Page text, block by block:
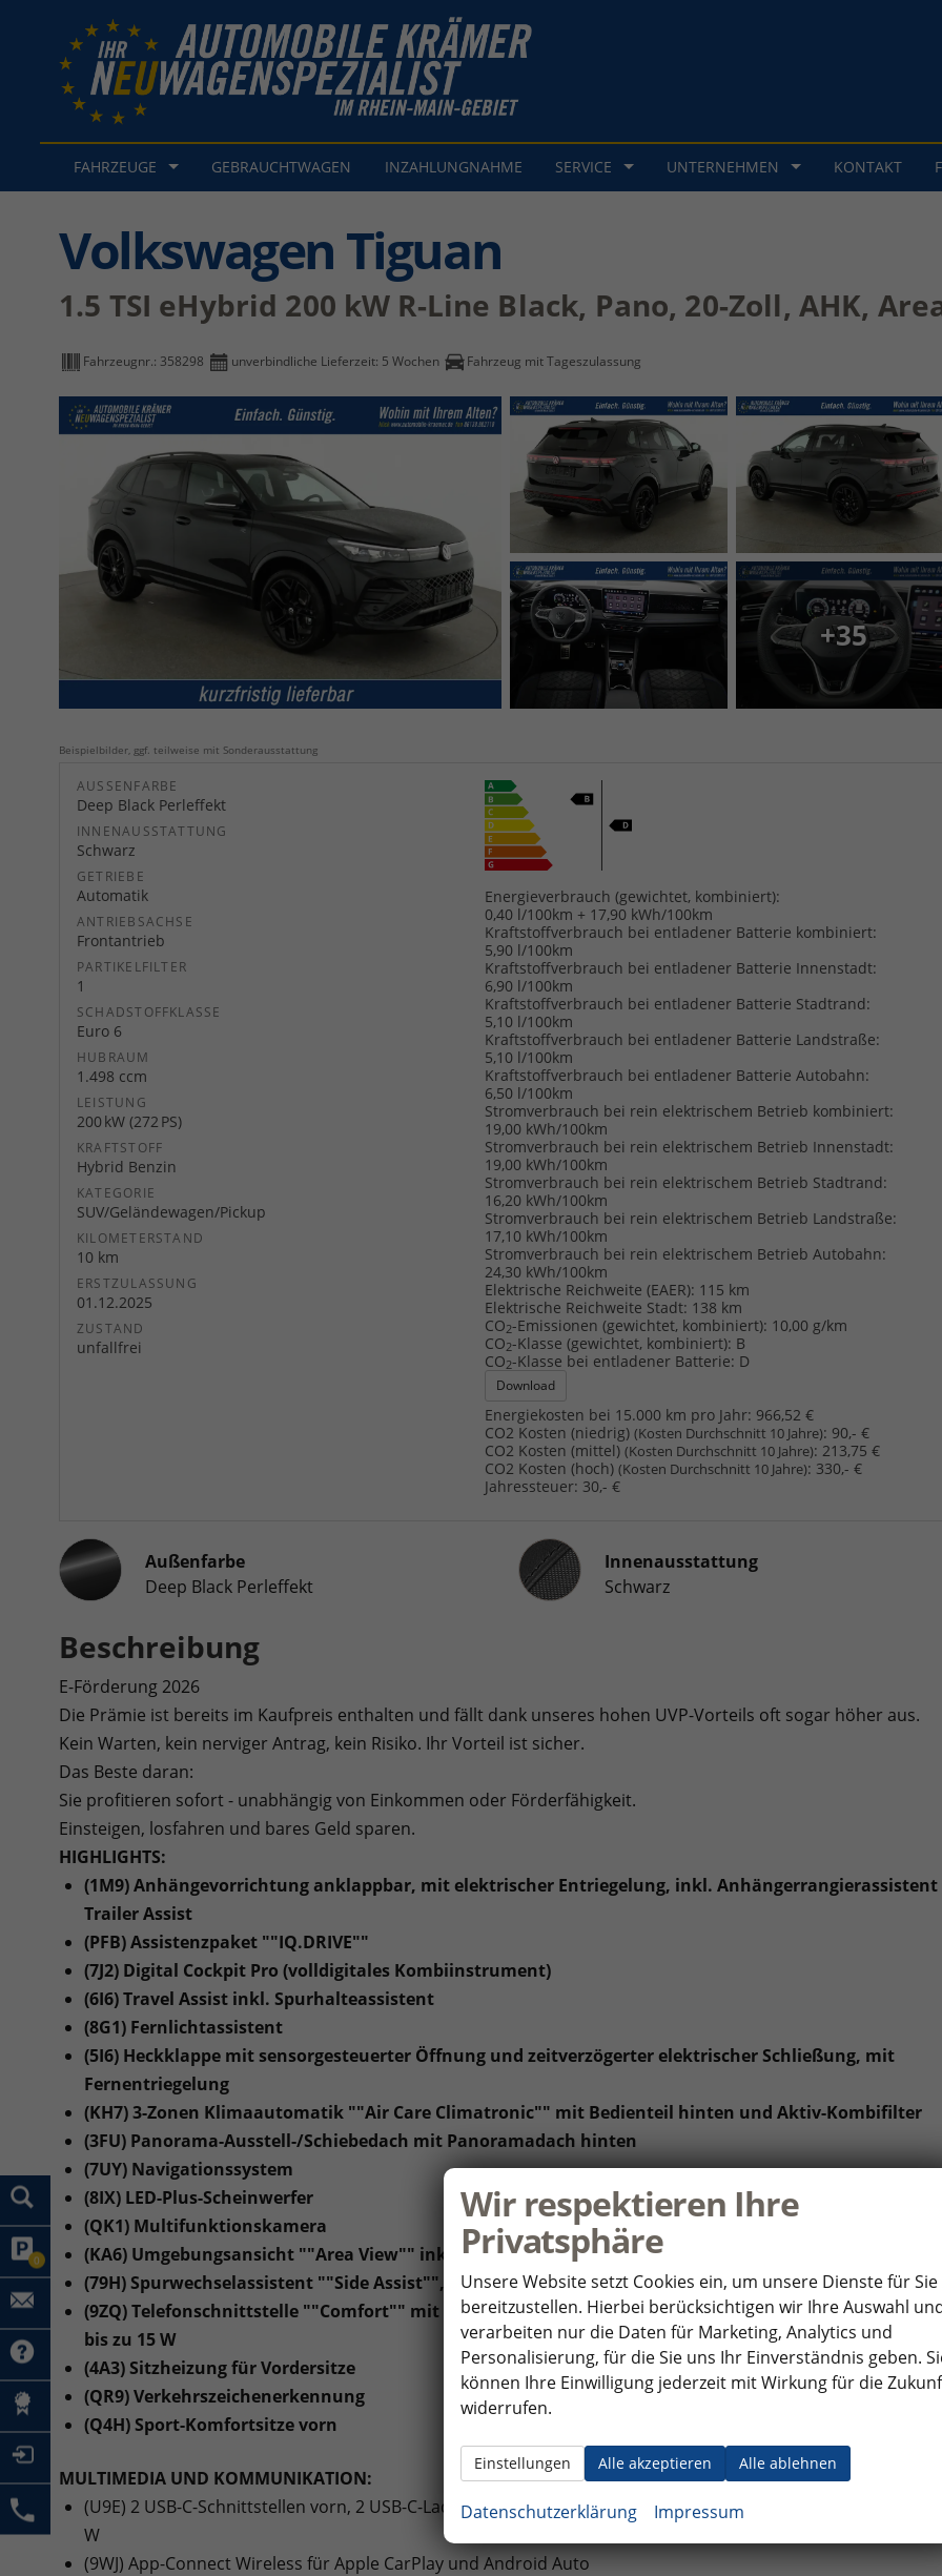
0
FAHRZEUGE GEBRAUCHTWAGEN INZAHLUNGNAHME SERVICE UNTERNEHMEN KONTAKT
Volkswagen Tiguan
1.5 TSI eHybrid 200 kW R-Line Black, Pano, 20-Zoll, AHK,
Fahrzeugnr.: 358298 unverbindliche Lieferzeit: 5 Wochen Fahrzeug mit Tageszulassung
+35
Beispielbilder, ggf. teilweise mit Sonderausstattung
AUSSENFARBE
Deep Black Perleffekt
INNENAUSSTATTUNG
Schwarz
GETRIEBE
Automatik
ANTRIEBSACHSE
Frontantrieb
PARTIKELFILTER
1
SCHADSTOFFKLASSE
Euro 6
HUBRAUM
1.498 ccm
LEISTUNG
200 kW (272 PS)
KRAFTSTOFF
Hybrid Benzin
KATEGORIE
SUV/Geländewagen/Pickup
KILOMETERSTAND
10 km
ERSTZULASSUNG
01.12.2025
ZUSTAND
unfallfrei
Energieverbrauch (gewichtet, kombiniert):
0,40 l/100km + 17,90 kWh/100km
Kraftstoffverbrauch bei entladener Batterie kombiniert:
5,90 l/100km
Kraftstoffverbrauch bei entladener Batterie Innenstadt:
6,90 l/100km
Kraftstoffverbrauch bei entladener Batterie Stadtrand:
5,10 l/100km
Kraftstoffverbrauch bei entladener Batterie Landstraße:
5,10 l/100km
Kraftstoffverbrauch bei entladener Batterie Autobahn:
6,50 l/100km
Stromverbrauch bei rein elektrischem Betrieb kombiniert:
19,00 kWh/100km
Stromverbrauch bei rein elektrischem Betrieb Innenstadt:
19,00 kWh/100km
Stromverbrauch bei rein elektrischem Betrieb Stadtrand:
16,20 kWh/100km
Stromverbrauch bei rein elektrischem Betrieb Landstraße:
17,10 kWh/100km
Stromverbrauch bei rein elektrischem Betrieb Autobahn:
24,30 kWh/100km
Elektrische Reichweite (EAER): 115 km
Elektrische Reichweite Stadt: 138 km
CO2-Emissionen (gewichtet, kombiniert): 10,00 g/km
CO2-Klasse (gewichtet, kombiniert): B
CO2-Klasse bei entladener Batterie: D
Download
Energiekosten bei 15.000 km pro Jahr: 966,52 €
CO2 Kosten (niedrig) (Kosten Durchschnitt 10 Jahre): 90,- €
CO2 Kosten (mittel) (Kosten Durchschnitt 10 Jahre): 213,75 €
CO2 Kosten (hoch) (Kosten Durchschnitt 10 Jahre): 330,- €
Jahressteuer: 30,- €
Außenfarbe
Deep Black Perleffekt
InnenausstattungInnenausstattung
Schwarz
Beschreibung
E-Förderung 2026
Die Prämie ist bereits im Kaufpreis enthalten und fällt dank unseres hohen UVP-Vorteils oft sogar höher aus.
Kein Warten, kein nerviger Antrag, kein Risiko. Ihr Vorteil ist sicher.
Das Beste daran:
Sie profitieren sofort - unabhängig von Einkommen oder Förderfähigkeit.
Einsteigen, losfahren und bares Geld sparen.
HIGHLIGHTS:
(1M9) Anhängevorrichtung anklappbar, mit elektrischer Entriegelung, inkl. Anhängerrangierassistent
Trailer Assist
(PFB) Assistenzpaket ""IQ.DRIVE""
(7J2) Digital Cockpit Pro (volldigitales Kombiinstrument)
(6I6) Travel Assist inkl. Spurhalteassistent
(8G1) Fernlichtassistent
(5I6) Heckklappe mit sensorgesteuerter Öffnung und zeitverzögerter elektrischer Schließung, mit
Fernentriegelung
(KH7) 3-Zonen Klimaautomatik ""Air Care Climatronic"" mit Bedienteil hinten und Aktiv-Kombifilter
(3FU) Panorama-Ausstell-/Schiebedach mit Panoramadach hinten
(7UY) Navigationssystem
(8IX) LED-Plus-Scheinwerfer
(QK1) Multifunktionskamera
(KA6) Umgebungsansicht ""Area View"" inkl. Rückfahrkamera ""Rear View""
(79H) Spurwechselassistent ""Side Assist"", Ausparkassistent und Ausstiegswarnung
(9ZQ) Telefonschnittstelle ""Comfort"" mit induktiver Ladefunktion für 2 Smartphones, Ladeleistung
bis zu 15 W
(4A3) Sitzheizung für Vordersitze
(QR9) Verkehrszeichenerkennung
(Q4H) Sport-Komfortsitze vorn
MULTIMEDIA UND KOMMUNIKATION:
(U9E) 2 USB-C-Schnittstellen vorn, 2 USB-C-Ladebuchsen an der Mittelkonsole hinten, Ladeleistung bis zu 45
W
(9WJ) App-Connect Wireless für Apple CarPlay und Android Auto
Wir respektieren Ihre
Privatsphäre
Unsere Website setzt Cookies ein, um unsere Dienste für Sie
bereitzustellen. Hierbei berücksichtigen wir Ihre Auswahl
verarbeiten nur die Daten für Marketing, Analytics und
Personalisierung, für die Sie uns Ihr Einverständnis geben.
können Ihre Einwilligung jederzeit mit Wirkung für die
widerrufen.
Alle akzeptieren Alle ablehnen
Einstellungen
Datenschutzerklärung Impressum